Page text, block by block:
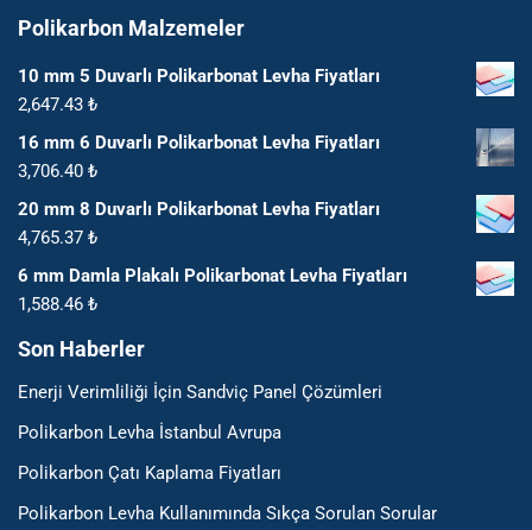
Polikarbon Malzemeler
10 mm 5 Duvarlı Polikarbonat Levha Fiyatları
2,647.43 ₺
16 mm 6 Duvarlı Polikarbonat Levha Fiyatları
3,706.40 ₺
20 mm 8 Duvarlı Polikarbonat Levha Fiyatları
4,765.37 ₺
6 mm Damla Plakalı Polikarbonat Levha Fiyatları
1,588.46 ₺
Son Haberler
Enerji Verimliliği İçin Sandviç Panel Çözümleri
Polikarbon Levha İstanbul Avrupa
Polikarbon Çatı Kaplama Fiyatları
Polikarbon Levha Kullanımında Sıkça Sorulan Sorular